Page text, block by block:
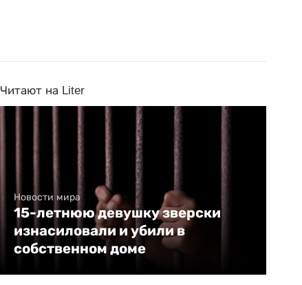
Читают на Liter
Новости мира
15-летнюю девушку зверски
изнасиловали и убили в
собственном доме